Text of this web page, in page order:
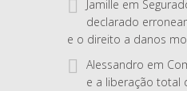
Jamille em
declarado
e o direito a danos
Alessandro em
e a liberação total